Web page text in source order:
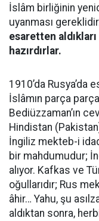
İslâm birliğinin
uyanması
esaretten
hazırdırlar.
1910’da Rusya’da
İslâmın parça
Bediüzzaman’ın
Hindistan
İngiliz mekteb-i
bir mahdumudur;
alıyor. Kafkas ve
oğullarıdır; Rus
âhir… Yahu, şu
aldıktan sonra,